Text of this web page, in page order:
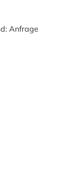
Anfrage